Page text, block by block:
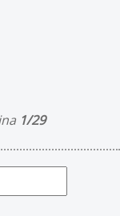
1/29